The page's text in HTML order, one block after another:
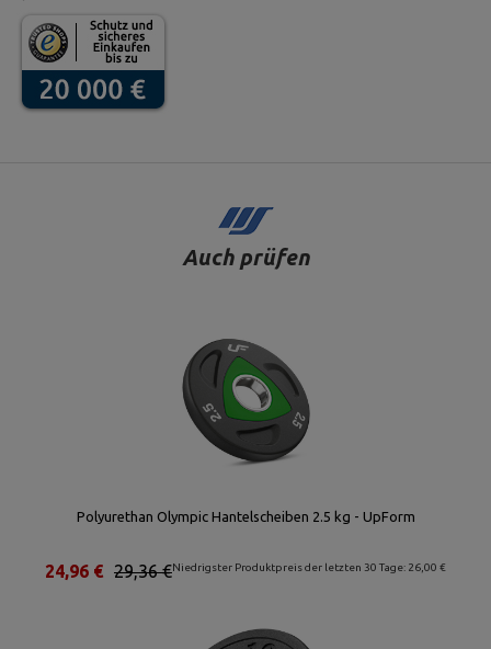
Auch prüfen
Polyurethan Olympic Hantelscheiben 2.5 kg - UpForm
Niedrigster Produktpreis der letzten 30 Tage: 26,00 €
29,36 €
24,96 €